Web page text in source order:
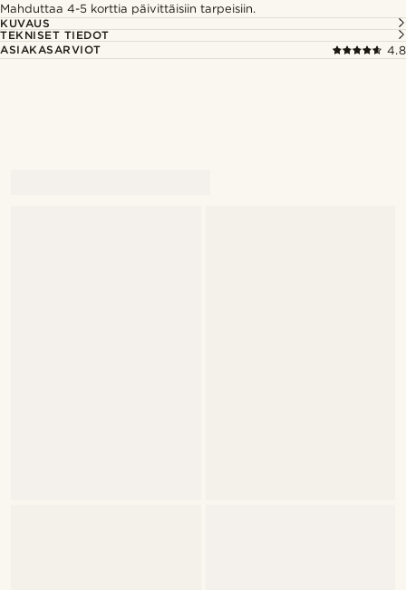
Mahduttaa 4-5 korttia päivittäisiin tarpeisiin.
KUVAUS
TEKNISET TIEDOT
ASIAKASARVIOT
4.8